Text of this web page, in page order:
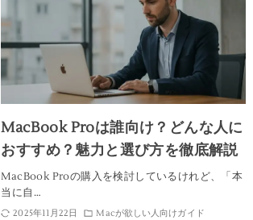
MacBook Proは誰向け？どんな人に
おすすめ？魅力と選び方を徹底解説
MacBook Proの購入を検討しているけれど、「本
当に自…
2025年11月22日 Macが欲しい人向けガイド